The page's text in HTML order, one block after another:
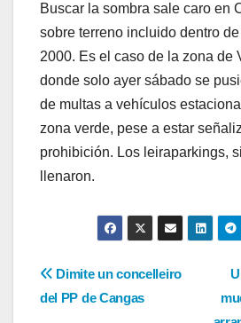
Buscar la sombra sale caro en
sobre terreno incluido dentro
2000. Es el caso de la zona de
donde solo ayer sábado se
de multas a vehículos
zona verde, pese a estar
prohibición. Los leiraparkings,
llenaron.
Navegación
Dimite un concelleiro
del PP de Cangas